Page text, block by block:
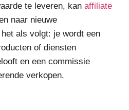
te leveren, kan affiliate
naar nieuwe
als volgt: je wordt een
of diensten
en een commissie
verkopen.